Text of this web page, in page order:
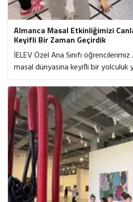
Almanca Masal Etkinliğimizi
Keyifli Bir Zaman Geçirdik
İELEV Özel Ana Sınıfı
masal dünyasına keyifli bir yolculuk
Uyuyan Güzel masalını sadece
hareketli masal oyunu ile
dans ederek hikâyeyi yaşayarak
peri oldular, sarayda dolaştılar…
masal dansı ile hem Almanca
de ritim ve hareketle öğrenmelerini
hareket ve eğlenceyle zenginleşen
ifadeleri aktif olarak kullanma
eğlendiler, eğlenirken öğrendiler!